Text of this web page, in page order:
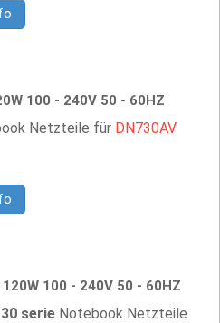
100 - 240V 50 - 60HZ
Netzteile für DN730AV
100 - 240V 50 - 60HZ
serie Notebook Netzteile